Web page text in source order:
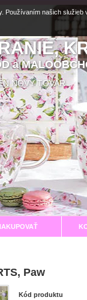
a
NOVÝ TOVAR
Paw
Kód produktu
našich služieb